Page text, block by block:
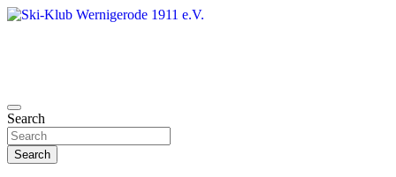
Skip
Ski-Klub Wernigerode 1911 e.V.
Search
Search